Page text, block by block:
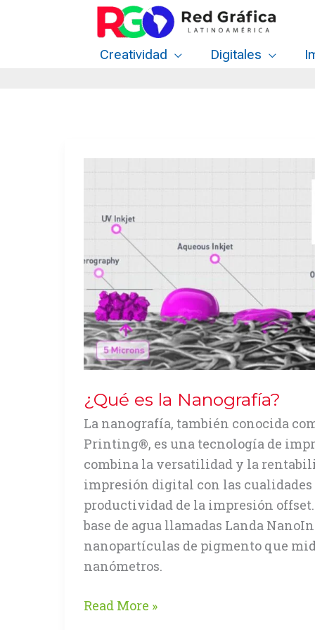
Creatividad Digitales
¿Qué es la Nanografía?
La nanografía, también conocida
Printing®, es una tecnología de
combina la versatilidad y la
impresión digital con las
productividad de la impresión
base de agua llamadas Landa
nanopartículas de pigmento que
nanómetros.
¿Qué
Read More »